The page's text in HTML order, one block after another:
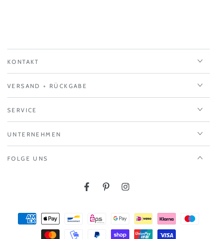
KONTAKT
VERSAND + RÜCKGABE
SERVICE
UNTERNEHMEN
FOLGE UNS
FacebookPinterestInstagram
Zahlungsmöglichkeiten